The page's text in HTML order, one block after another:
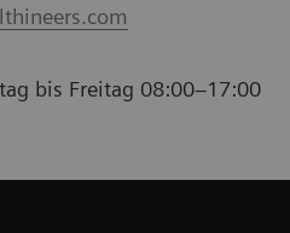
bis Freitag 08:00–17:00